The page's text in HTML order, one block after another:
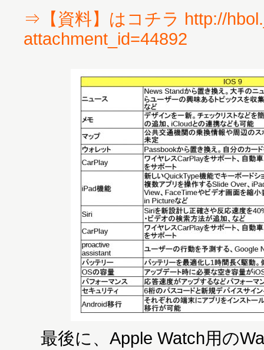
⇒【資料】はコチラ http://
attachment_id=44892
最後に、Apple Watch用の